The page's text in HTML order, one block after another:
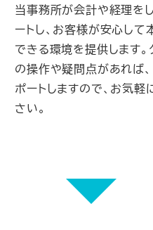
当事務所が会計や経理を
ートし、お客様が安心して
できる環境を提供します。
の操作や疑問点があれば
ポートしますので、お気軽
さい。